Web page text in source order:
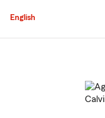
English